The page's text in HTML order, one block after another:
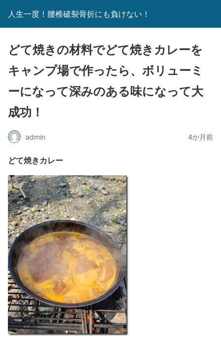
人生一度！腰椎破裂骨折にも負けない！
どて焼きの材料でどて焼きカレーを
キャンプ場で作ったら、ボリューミ
ーになって深みのある味になって大
成功！
admin 4か月前
どて焼きカレー